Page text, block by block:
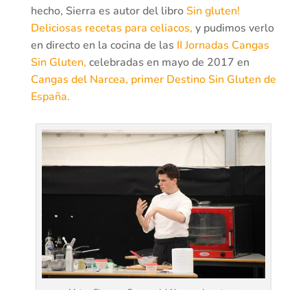
hecho, Sierra es autor del libroSin gluten!
Deliciosas recetas para celiacos, y pudimos verlo
en directo en la cocina de las II Jornadas Cangas
Sin Gluten, celebradas en mayo de 2017 en
Cangas del Narcea, primer Destino Sin Gluten de
España.